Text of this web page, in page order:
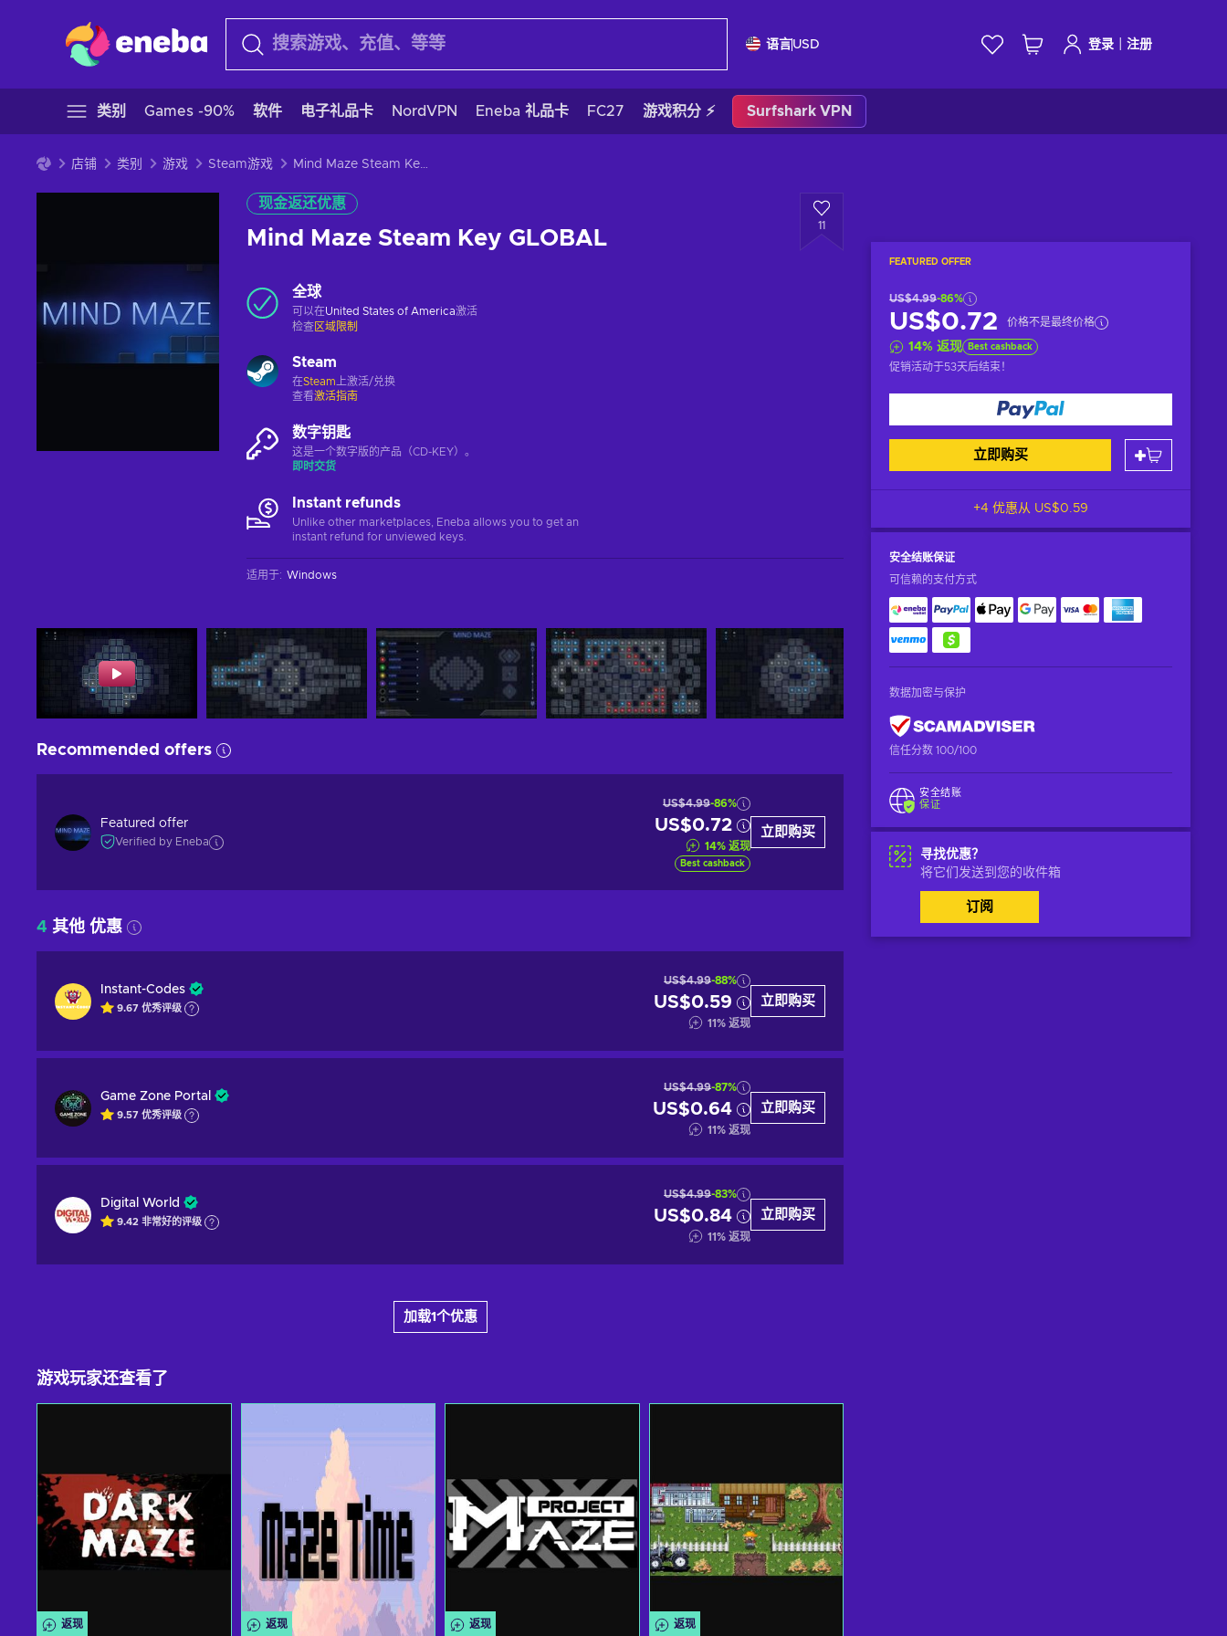
语言USD 登录 注册
类别 Games -90% 软件 电子礼品卡 NordVPN Eneba 礼品卡 FC27 游戏积分 ⚡ Surfshark VPN
店铺 类别 游戏 Steam游戏 Mind Maze Steam Key GLOBAL
现金返还优惠
Mind Maze Steam Key GLOBAL
11
FEATURED OFFER
US$4.99-86%
US$0.72 价格不是最终价格
14% 返现 Best cashback
促销活动于53天后结束！
立即购买
+4 优惠从 US$0.59
安全结账保证
可信赖的支付方式
数据加密与保护
信任分数 100/100
安全结账
保证
寻找优惠？
将它们发送到您的收件箱
订阅
全球
可以在United States of America激活
检查 区域限制
Steam
在Steam 上激活/兑换
查看激活指南
数字钥匙
这是一个数字版的产品（CD-KEY）。
即时交货
Instant refunds
Unlike other marketplaces, Eneba allows you to get an
instant refund for unviewed keys.
适用于: Windows
Recommended offers
Featured offer
Verified by Eneba
US$4.99-86%
US$0.72
14% 返现
Best cashback
立即购买
4 其他 优惠
Instant-Codes
9.67 优秀评级
US$4.99-88%
US$0.59
11% 返现
立即购买
Game Zone Portal
9.57 优秀评级
US$4.99-87%
US$0.64
11% 返现
立即购买
Digital World
9.42 非常好的评级
US$4.99-83%
US$0.84
11% 返现
立即购买
加载1个优惠
游戏玩家还查看了
返现 返现 返现 返现